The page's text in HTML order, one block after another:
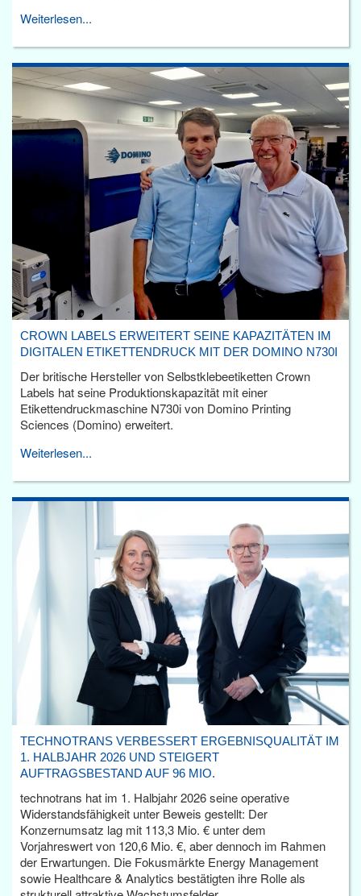
Weiterlesen...
CROWN LABELS ERWEITERT SEINE KAPAZITÄTEN IM
DIGITALEN ETIKETTENDRUCK MIT DER DOMINO N730I
Der britische Hersteller von Selbstklebeetiketten Crown
Labels hat seine Produktionskapazität mit einer
Etikettendruckmaschine N730i von Domino Printing
Sciences (Domino) erweitert.
Weiterlesen...
TECHNOTRANS VERBESSERT ERGEBNISQUALITÄT IM
1. HALBJAHR 2026 UND STEIGERT
AUFTRAGSBESTAND AUF 96 MIO.
technotrans hat im 1. Halbjahr 2026 seine operative
Widerstandsfähigkeit unter Beweis gestellt: Der
Konzernumsatz lag mit 113,3 Mio. € unter dem
Vorjahreswert von 120,6 Mio. €, aber dennoch im Rahmen
der Erwartungen. Die Fokusmärkte Energy Management
sowie Healthcare & Analytics bestätigten ihre Rolle als